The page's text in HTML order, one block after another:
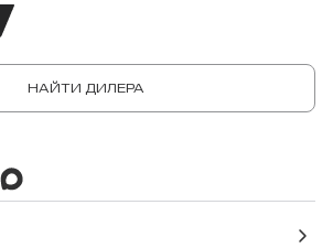
НАЙТИ ДИЛЕРА